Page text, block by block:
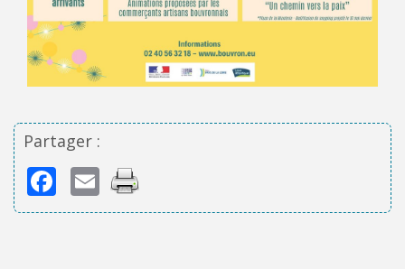
Partager :
Facebook
Email